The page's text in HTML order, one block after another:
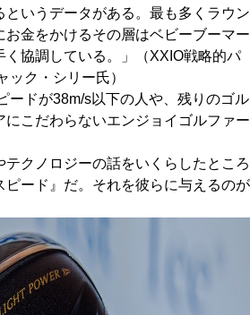
というデータがある。最も多くラウン
お金をかけるその層はベビーブーマー
く協調している。」（XXIO戦略的パ
ック・シリー氏）
ードが38m/s以下の人や、残りのゴル
にこだわらないエンジョイゴルファー
テクノロジーの話をいくらしたところ
ピード』だ。それを彼らに与えるのが